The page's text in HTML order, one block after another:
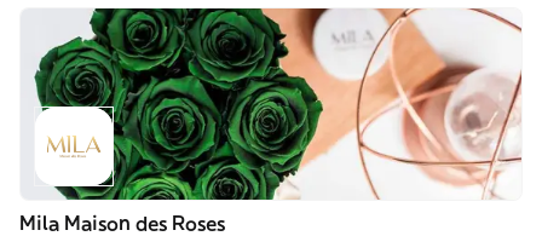
Mila Maison des Roses